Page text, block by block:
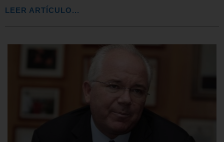
LEER ARTÍCULO...